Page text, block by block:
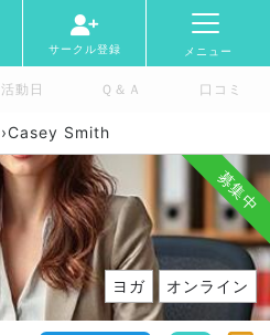
サークル登録 メニュー
活動日 Ｑ＆Ａ 口コミ
›Casey Smith
募集中
ヨガ オンライン